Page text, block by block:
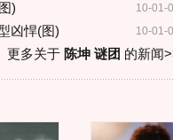
10-01-
)
10-01-
凶悍(图)
更多关于 陈坤 谜团 的新闻